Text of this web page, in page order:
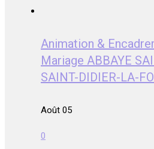
Animation &
Mariage ABBAYE
SAINT-DIDIER-LA-
Août 05
0